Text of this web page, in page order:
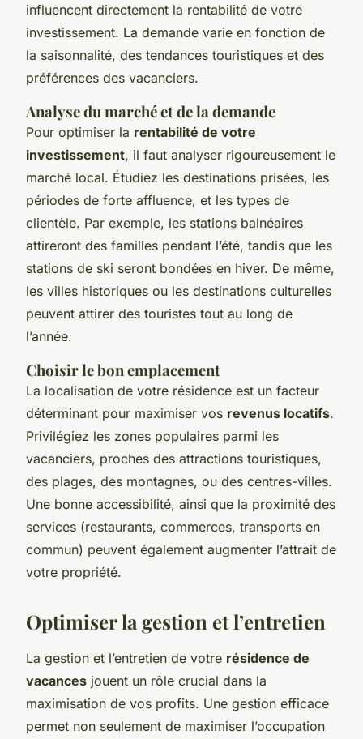
influencent directement la rentabilité de votre
investissement. La demande varie en fonction de
la saisonnalité, des tendances touristiques et des
préférences des vacanciers.
Analyse du marché et de la demande
Pour optimiser la rentabilité de votre
investissement, il faut analyser rigoureusement le
marché local. Étudiez les destinations prisées, les
périodes de forte affluence, et les types de
clientèle. Par exemple, les stations balnéaires
attireront des familles pendant l’été, tandis que les
stations de ski seront bondées en hiver. De même,
les villes historiques ou les destinations culturelles
peuvent attirer des touristes tout au long de
l’année.
Choisir le bon emplacement
La localisation de votre résidence est un facteur
déterminant pour maximiser vos revenus locatifs.
Privilégiez les zones populaires parmi les
vacanciers, proches des attractions touristiques,
des plages, des montagnes, ou des centres-villes.
Une bonne accessibilité, ainsi que la proximité des
services (restaurants, commerces, transports en
commun) peuvent également augmenter l’attrait de
votre propriété.
Optimiser la gestion et l’entretien
La gestion et l’entretien de votre résidence de
vacances jouent un rôle crucial dans la
maximisation de vos profits. Une gestion efficace
permet non seulement de maximiser l’occupation